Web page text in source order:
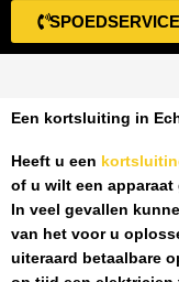
SPOEDSERVICE
Een kortsluiting in
Heeft u een
of u wilt een apparaat
In veel gevallen
van het voor u
uiteraard betaalbare